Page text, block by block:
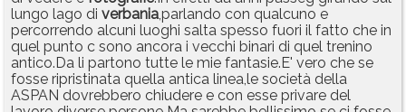
lungo lago di verbania,parlando con qualcuno e
percorrendo alcuni luoghi salta spesso fuori il fatto che in
quel punto c sono ancora i vecchi binari di quel trenino
antico.Da li partono tutte le mie fantasie.E' vero che se
fosse ripristinata quella antica linea,le società della
ASPAN dovrebbero chiudere e con esse privare del